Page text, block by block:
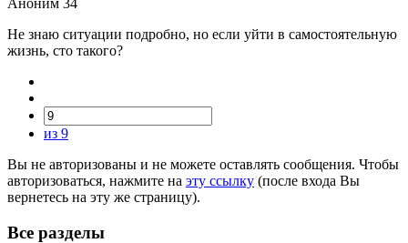
Не знаю ситуации подробно, но если уйти в самостоятельную
жизнь, сто такого?
из 9
Вы не авторизованы и не можете оставлять сообщения. Чтобы
авторизоваться, нажмите на эту ссылку (после входа Вы
вернетесь на эту же страницу).
Все разделы